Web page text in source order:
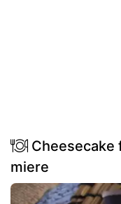
Cheesecake
miere